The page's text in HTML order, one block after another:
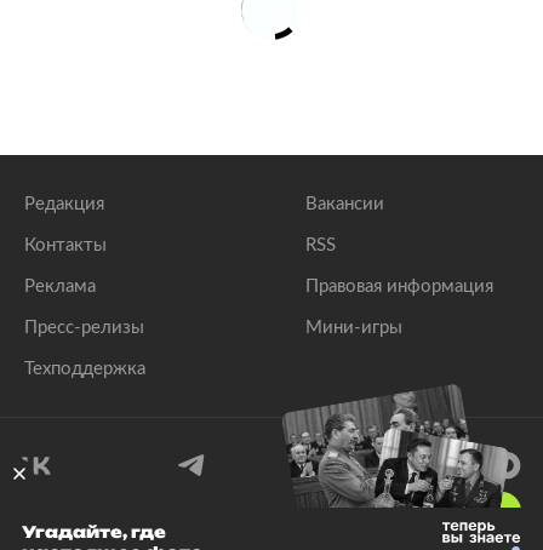
Редакция
Контакты
Реклама
Пресс-релизы
Техподдержка
Вакансии
RSS
Правовая информация
Мини-игры
Угадайте, где